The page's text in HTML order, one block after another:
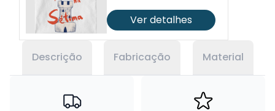
Ver detalhes
Descrição Fabricação Material